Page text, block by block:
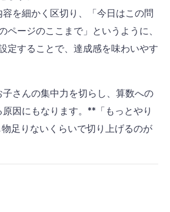
容を細かく区切り、「今日はこの問
ページのここまで」というように、
定することで、達成感を味わいやす
さんの集中力を切らし、算数への
因にもなります。**「もっとやり
足りないくらいで切り上げるのが